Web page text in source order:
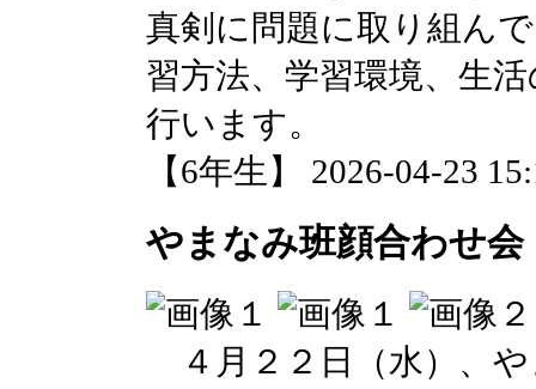
真剣に問題に取り組ん
習方法、学習環境、生
行います。
【6年生】 2026-04-23
やまなみ班顔合わせ会
４月２２日（水）、